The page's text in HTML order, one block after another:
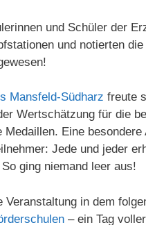
und Schüler der
und notierten
Mansfeld-Südharz freute
Wertschätzung für die
Eine
Jede und jeder
ging niemand leer aus!
Veranstaltung in dem
– ein Tag